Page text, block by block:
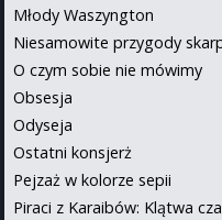
Młody Waszyngton
Niesamowite przygody
O czym sobie nie mówimy
Obsesja
Odyseja
Ostatni konsjerż
Pejzaż w kolorze sepii
Piraci z Karaibów: Klątwa